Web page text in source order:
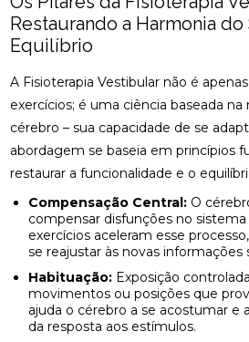
Restaurando a Harmonia
Equilíbrio
A Fisioterapia Vestibular não é
exercícios; é uma ciência baseada
cérebro – sua capacidade de se
abordagem se baseia em princípios
restaurar a funcionalidade e o
Compensação Central: O
compensar disfunções no
exercícios aceleram esse
se reajustar às novas informações
Habituação: Exposição
movimentos ou posições que
ajuda o cérebro a se acostumar e
da resposta aos estímulos.